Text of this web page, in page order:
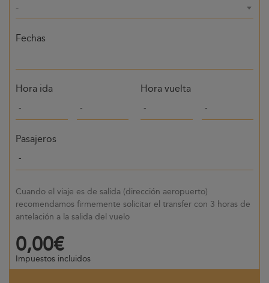
-
Fechas
Hora ida Hora vuelta
Pasajeros
Cuando el viaje es de salida (dirección aeropuerto)
recomendamos firmemente solicitar el transfer con 3 horas de
antelación a la salida del vuelo
0,00€
Impuestos incluidos